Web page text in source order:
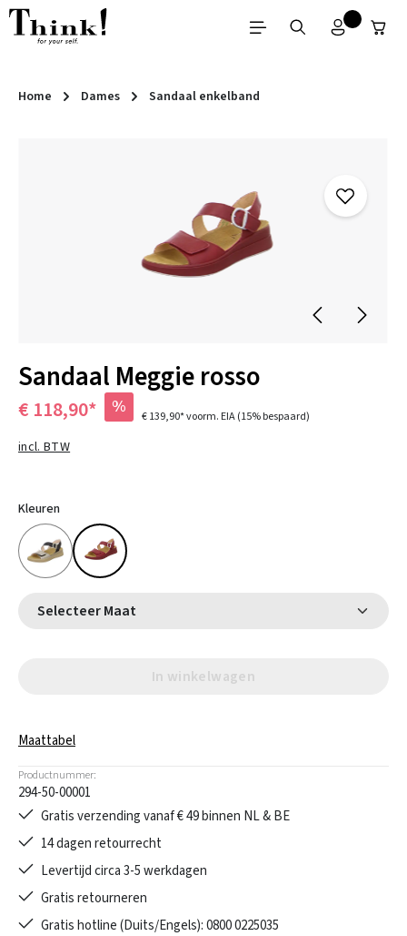
Ga naar de hoofdinhoud
Home Dames Sandaal enkelband
Sandaal Meggie rosso
€ 118,90* % € 139,90*voorm. EIA(15% bespaard)
incl. BTW
Kleuren
Selecteer Maat
In winkelwagen
Maattabel
Productnummer:
294-50-00001
Gratis verzending vanaf € 49 binnen NL & BE
14 dagen retourrecht
Levertijd circa 3-5 werkdagen
Gratis retourneren
Gratis hotline (Duits/Engels): 0800 0225035